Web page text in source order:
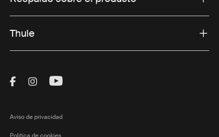
Thule
Visit Thule on Facebook (external link)
Visit Thule on Instagram (external link)
Visit Thule on Youtube (external
Aviso de privacidad